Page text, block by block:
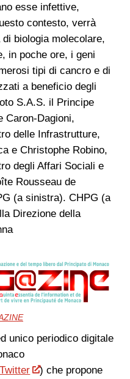
esse infettive,
contesto, verrà
biologia molecolare,
in poche ore, i geni
tipi di cancro e di
a beneficio degli
S.A.S. il Principe
Caron-Dagioni,
delle Infrastrutture,
e Christophe Robino,
degli Affari Sociali e
Rousseau de
(a sinistra). CHPG (a
Direzione della
unico periodico digitale
Twitter
) che propone